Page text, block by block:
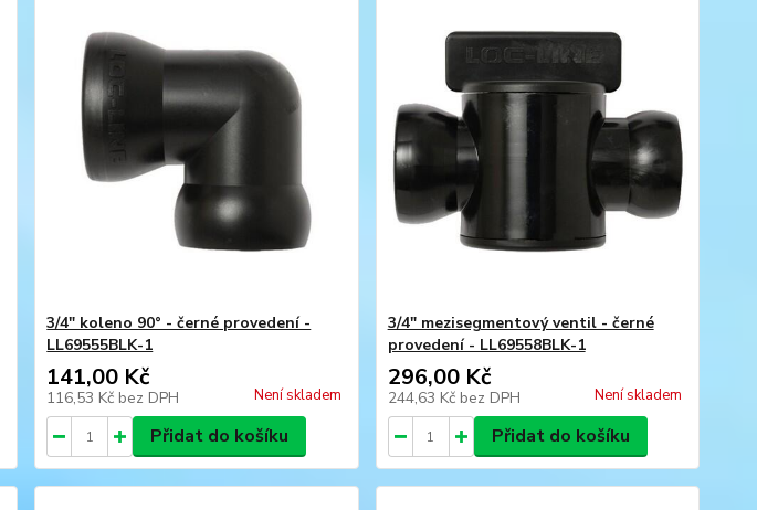
3/4" koleno 90° - černé provedení -
LL69555BLK-1
141,00 Kč
116,53 Kč bez DPH Není skladem
Přidat do košíku
3/4" mezisegmentový ventil - černé
provedení - LL69558BLK-1
296,00 Kč
244,63 Kč bez DPH Není skladem
Přidat do košíku